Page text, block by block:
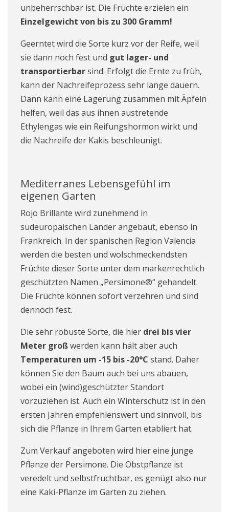
unbeherrschbar ist. Die Früchte erzielen ein
Einzelgewicht von bis zu 300 Gramm!
Geerntet wird die Sorte kurz vor der Reife, weil
sie dann noch fest und gut lager- und
transportierbarsind. Erfolgt die Ernte zu früh,
kann der Nachreifeprozess sehr lange dauern.
Dann kann eine Lagerung zusammen mit Äpfeln
helfen, weil das aus ihnen austretende
Ethylengas wie ein Reifungshormon wirkt und
die Nachreife der Kakis beschleunigt.
Mediterranes Lebensgefühl im
eigenen Garten
Rojo Brillante wird zunehmend in
südeuropäischen Länder angebaut, ebenso in
Frankreich. In der spanischen Region Valencia
werden die besten und wolschmeckendsten
Früchte dieser Sorte unter dem markenrechtlich
geschützten Namen „Persimone®“ gehandelt.
Die Früchte können sofort verzehren und sind
dennoch fest.
Die sehr robuste Sorte, die hier drei bis vier
Meter großwerden kann hält aber auch
Temperaturen um -15 bis -20°C stand. Daher
können Sie den Baum auch bei uns abauen,
wobei ein (wind)geschützter Standort
vorzuziehen ist. Auch ein Winterschutz ist in den
ersten Jahren empfehlenswert und sinnvoll, bis
sich die Pflanze in Ihrem Garten etabliert hat.
Zum Verkauf angeboten wird hier eine junge
Pflanze der Persimone. Die Obstpflanze ist
veredelt und selbstfruchtbar, es genügt also nur
eine Kaki-Pflanze im Garten zu ziehen.